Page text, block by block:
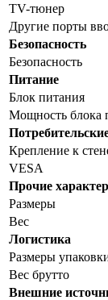
TV-тюнер
Другие порты
Безопасность
Безопасность
Питание
Блок питания
Мощность блока
Крепление к
VESA
Прочие
Размеры
Вес
Логистика
Размеры
Вес брутто
Внешние